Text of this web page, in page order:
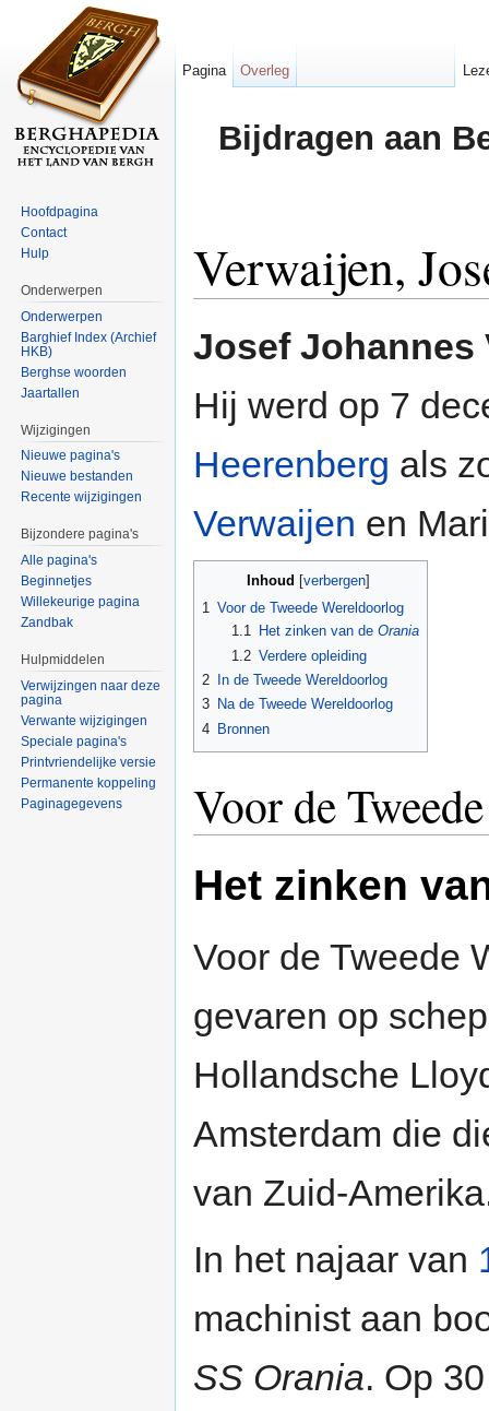
Bijdragen aan
Verwaijen,
Josef Johannes
Hij werd op 7
Heerenberg als
Verwaijen en
Inhoud verbergen
1 Voor de Tweede Wereldoorlog
1.1
Het zinken van de Orania
1.2 Verdere opleiding
2
In de Tweede Wereldoorlog
3 Na de Tweede Wereldoorlog
4 Bronnen
Voor de
Het zinken
Voor de Tweede
gevaren op
Hollandsche
Amsterdam die
van Zuid-
In het najaar van
machinist aan
SS Orania. Op
Pagina Overleg
Hoofdpagina
Contact
Hulp
Onderwerpen
Onderwerpen
Barghief Index (Archief
HKB)
Berghse woorden
Jaartallen
Wijzigingen
Nieuwe pagina's
Nieuwe bestanden
Recente wijzigingen
Bijzondere pagina's
Alle pagina's
Beginnetjes
Willekeurige pagina
Zandbak
Hulpmiddelen
Verwijzingen naar deze
pagina
Verwante wijzigingen
Speciale pagina's
Printvriendelijke versie
Permanente koppeling
Paginagegevens